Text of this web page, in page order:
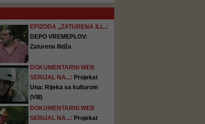
EPIZODA „ZATURENA ILI...:
DEPO VREMEPLOV:
Zaturena Ilidža
DOKUMENTARNI WEB
SERIJAL NA...: Projekat
Una: Rijeka sa kulturom
(VIII)
DOKUMENTARNI WEB
SERIJAL NA...: Projekat